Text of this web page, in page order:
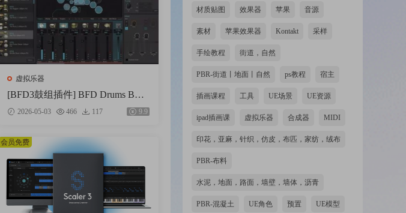
虚拟乐器
[BFD3鼓组插件] BFD Drums BFD
3 v3.5.0.49-R2R [WiN]（60.9MB）
2026-05-03 466 117 9.9
会员免费
材质贴图 效果器 苹果 音源
素材 苹果效果器 Kontakt 采样
手绘教程 街道，自然
PBR-街道丨地面丨自然 ps教程 宿主
插画课程 工具 UE场景 UE资源
ipad插画课 虚拟乐器 合成器 MIDI
印花，亚麻，针织，仿皮，布匹，家纺，绒布
PBR-布料
水泥，地面，路面，墙壁，墙体，沥青
PBR-混凝土 UE角色 预置 UE模型